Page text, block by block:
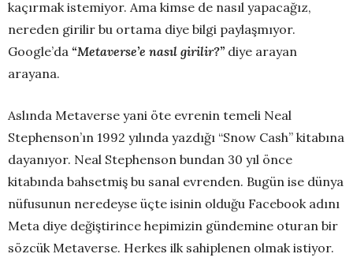
kaçırmak istemiyor. Ama kimse de nasıl yapacağız,
nereden girilir bu ortama diye bilgi paylaşmıyor.
Google’da “Metaverse’e nasıl girilir?” diye arayan
arayana.
Aslında Metaverse yani öte evrenin temeli Neal
Stephenson’ın 1992 yılında yazdığı “Snow Cash” kitabına
dayanıyor. Neal Stephenson bundan 30 yıl önce
kitabında bahsetmiş bu sanal evrenden. Bugün ise dünya
nüfusunun neredeyse üçte isinin olduğu Facebook adını
Meta diye değiştirince hepimizin gündemine oturan bir
sözcük Metaverse. Herkes ilk sahiplenen olmak istiyor.